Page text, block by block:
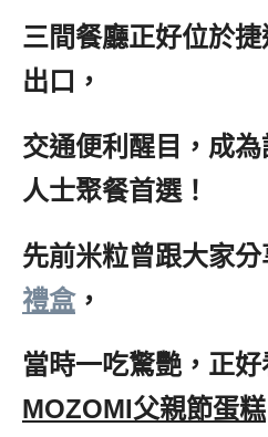
三間餐廳正好位於
出口，
交通便利醒目，成
人士聚餐首選！
先前米粒曾跟大家分
禮盒，
當時一吃驚艷，正
MOZOMI父親節蛋糕